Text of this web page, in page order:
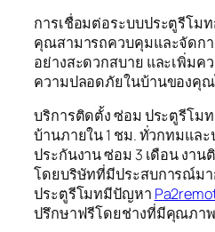
การเชื่อมต่อระบบประตูรีโม
คุณสามารถควบคุมและจัดก
อย่างสะดวกสบาย และเพิ่มค
ความปลอดภัยในบ้านของคุ
บริการติดตั้ง ซ่อม ประตูรีโม
บ้านภายใน 1 ชม. ทั่วกทมแล
ประกันงาน ซ่อม 3 เดือน งาน
โดยบริษัทที่มีประสบการณ์มา
ประตูรีโมทมีปัญหา
ปรึกษาฟรีโดยช่างที่มีคุณภาพ